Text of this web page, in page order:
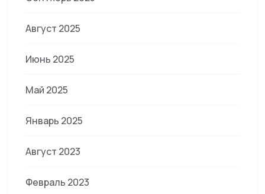
Август 2025
Июнь 2025
Май 2025
Январь 2025
Август 2023
Февраль 2023